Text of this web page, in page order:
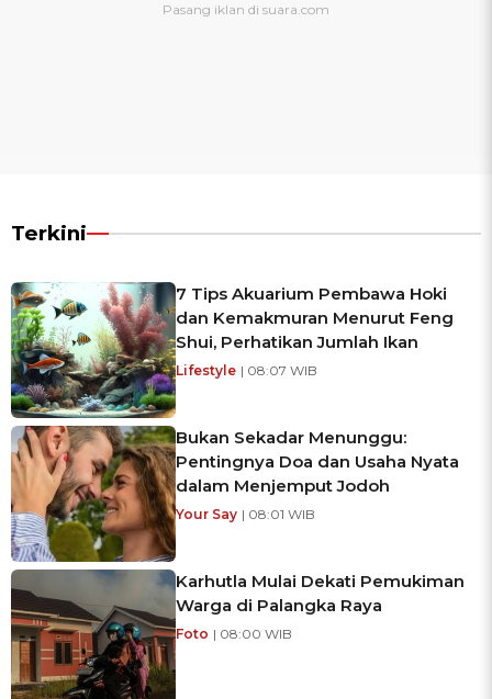
Terkini
7 Tips Akuarium Pembawa Hoki
dan Kemakmuran Menurut Feng
Shui, Perhatikan Jumlah Ikan
Lifestyle | 08:07 WIB
Bukan Sekadar Menunggu:
Pentingnya Doa dan Usaha Nyata
dalam Menjemput Jodoh
Your Say | 08:01 WIB
Karhutla Mulai Dekati Pemukiman
Warga di Palangka Raya
Foto | 08:00 WIB